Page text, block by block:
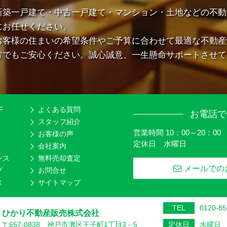
一戸建て・中古一戸建て・マンション・土地などの不
任せください。
様の住まいの希望条件やご予算に合わせて最適な不動
もご安心ください。誠心誠意、一生懸命サポートさせ
ス
よくある質問
スタッフ紹介
お客様の声
会社案内
無料売却査定
お問合せ
サイトマップ
お電話
営業時間 10：00～20：00
定休日 水曜日
メールで
ひかり不動産販売株式会社
〒657-0838 神戸市灘区王子町1丁目3－5
TEL 0120-
定休日 水曜日